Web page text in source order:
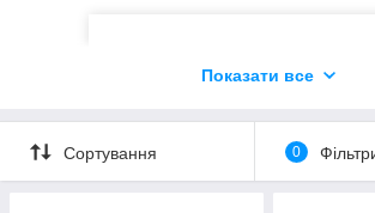
Показати все
Сортування 0